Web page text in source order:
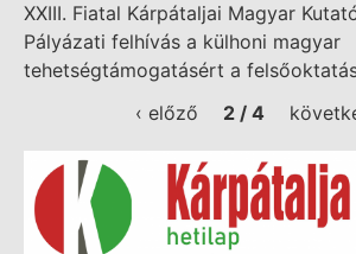
XXIII. Fiatal Kárpátaljai Magyar
Pályázati felhívás a külhoni magyar
tehetségtámogatásért a
‹ előző
2 / 4